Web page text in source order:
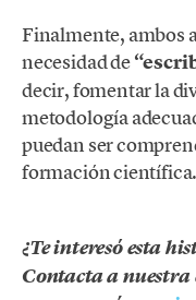
Finalmente, ambos
necesidad de
decir, fomentar la
metodología
puedan ser
formación científica.
¿Te interesó esta
Contacta a